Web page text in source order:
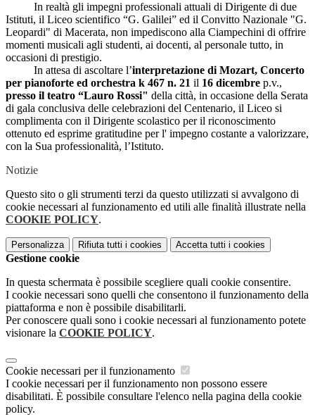
In realtà gli impegni professionali attuali di Dirigente di due
Istituti, il Liceo scientifico “G. Galilei” ed il Convitto Nazionale "G.
Leopardi" di Macerata, non impediscono alla Ciampechini di offrire
momenti musicali agli studenti, ai docenti, al personale tutto, in
occasioni di prestigio.
In attesa di ascoltare l’interpretazione di Mozart, Concerto
per pianoforte ed orchestra k 467 n. 21 il 16 dicembre p.v.,
presso il teatro “Lauro Rossi" della città, in occasione della Serata
di gala conclusiva delle celebrazioni del Centenario, il Liceo si
complimenta con il Dirigente scolastico per il riconoscimento
ottenuto ed esprime gratitudine per l' impegno costante a valorizzare,
con la Sua professionalità, l’Istituto.
Notizie
Questo sito o gli strumenti terzi da questo utilizzati si avvalgono di
cookie necessari al funzionamento ed utili alle finalità illustrate nella
COOKIE POLICY.
Personalizza Rifiuta tutti i cookies Accetta tutti i cookies
Gestione cookie
In questa schermata è possibile scegliere quali cookie consentire.
I cookie necessari sono quelli che consentono il funzionamento della
piattaforma e non è possibile disabilitarli.
Per conoscere quali sono i cookie necessari al funzionamento potete
visionare la COOKIE POLICY.
Cookie necessari per il funzionamento
I cookie necessari per il funzionamento non possono essere
disabilitati. È possibile consultare l'elenco nella pagina della cookie
policy.